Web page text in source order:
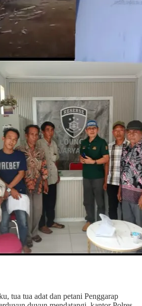
tua tua adat dan petani Penggarap